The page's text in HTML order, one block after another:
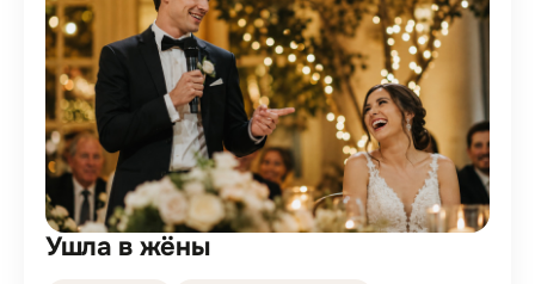
Ушла в жёны